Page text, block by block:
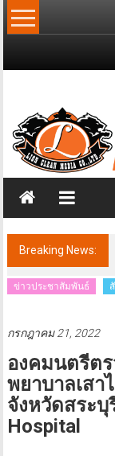
Skip
to
News
วส์
ฟรี
แลน
เซอร์
Breaking News:
องคมนตรีตร
พยาบาลเสา
จังหวัดสระบุ
Hospital